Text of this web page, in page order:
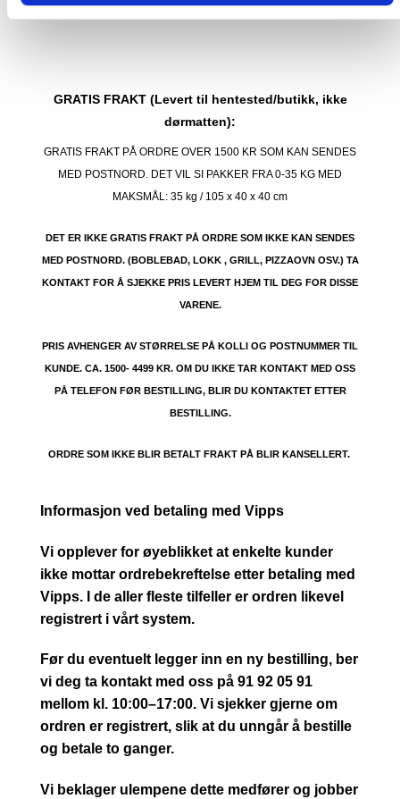
GRATIS FRAKT (Levert til hentested/butikk, ikke
dørmatten):
GRATIS FRAKT PÅ ORDRE OVER 1500 KR SOM KAN SENDES
MED POSTNORD. DET VIL SI PAKKER FRA 0-35 KG MED
MAKSMÅL: 35 kg / 105 x 40 x 40 cm
DET ER IKKE GRATIS FRAKT PÅ ORDRE SOM IKKE KAN SENDES
MED POSTNORD. (BOBLEBAD, LOKK , GRILL, PIZZAOVN OSV.) TA
KONTAKT FOR Å SJEKKE PRIS LEVERT HJEM TIL DEG FOR DISSE
VARENE.
PRIS AVHENGER AV STØRRELSE PÅ KOLLI OG POSTNUMMER TIL
KUNDE. CA. 1500- 4499 KR. OM DU IKKE TAR KONTAKT MED OSS
PÅ TELEFON FØR BESTILLING, BLIR DU KONTAKTET ETTER
BESTILLING.
ORDRE SOM IKKE BLIR BETALT FRAKT PÅ BLIR KANSELLERT.
Informasjon ved betaling med Vipps
Vi opplever for øyeblikket at enkelte kunder
ikke mottar ordrebekreftelse etter betaling med
Vipps. I de aller fleste tilfeller er ordren likevel
registrert i vårt system.
Før du eventuelt legger inn en ny bestilling, ber
vi deg ta kontakt med oss på 91 92 05 91
mellom kl. 10:00–17:00. Vi sjekker gjerne om
ordren er registrert, slik at du unngår å bestille
og betale to ganger.
Vi beklager ulempene dette medfører og jobber